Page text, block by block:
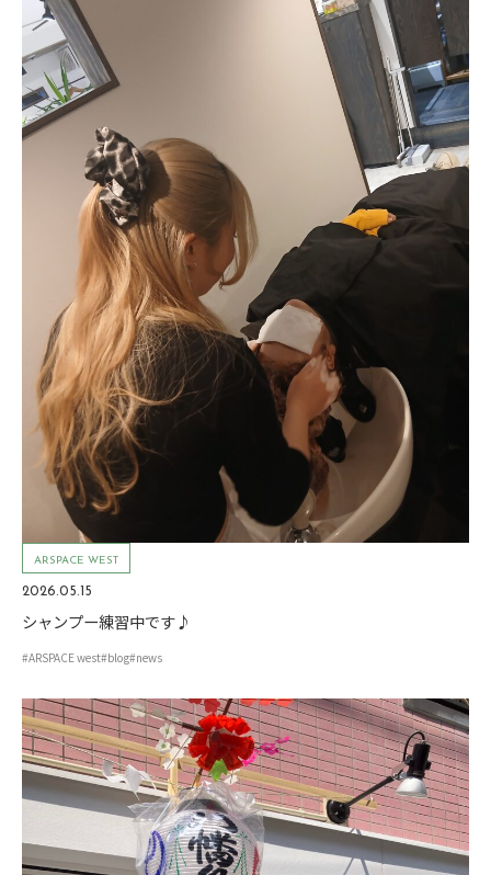
ARSPACE WEST
2026.05.15
シャンプー練習中です♪
#ARSPACE west#blog#news